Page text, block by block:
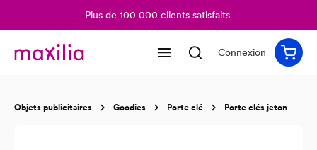
Plus de 100 000 clients satisfaits
Connexion
Objets publicitaires Goodies Porte clé Porte clés jeton